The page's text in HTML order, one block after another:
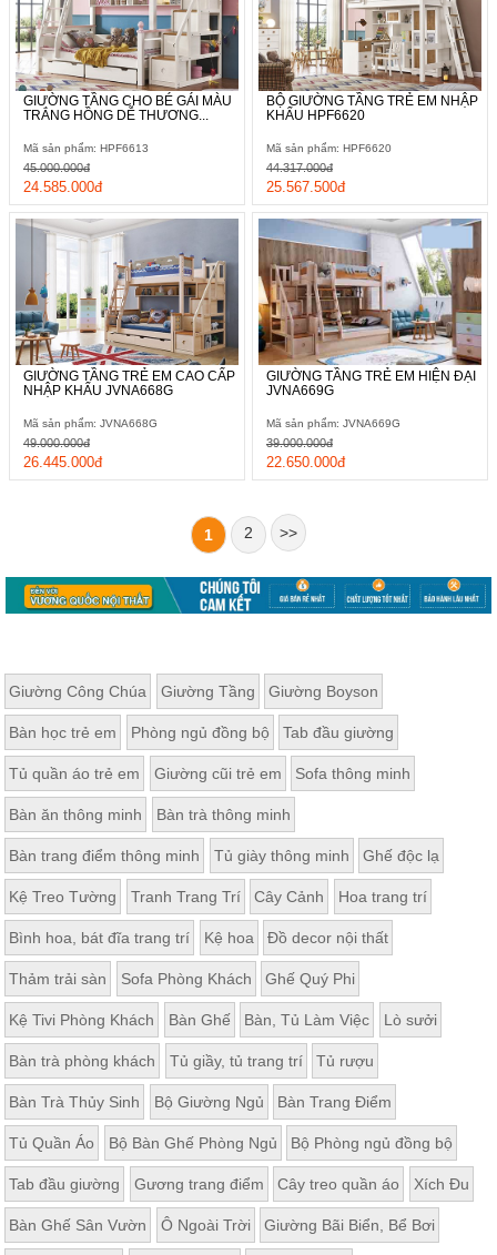
GIƯỜNG TẦNG CHO BÉ GÁI MÀU
TRẮNG HỒNG DỄ THƯƠNG...
Mã sản phẩm: HPF6613
24.585.000đ
45.000.000đ
BỘ GIƯỜNG TẦNG TRẺ EM NHẬP
KHẨU HPF6620
Mã sản phẩm: HPF6620
25.567.500đ
44.317.000đ
GIƯỜNG TẦNG TRẺ EM CAO CẤP
NHẬP KHẨU JVNA668G
Mã sản phẩm: JVNA668G
26.445.000đ
49.000.000đ
GIƯỜNG TẦNG TRẺ EM HIỆN ĐẠI
JVNA669G
Mã sản phẩm: JVNA669G
22.650.000đ
39.000.000đ
1 2 >>
Giường Công Chúa Giường Tầng Giường Boyson
Bàn học trẻ em Phòng ngủ đồng bộ Tab đầu giường
Tủ quần áo trẻ em Giường cũi trẻ em Sofa thông minh
Bàn ăn thông minh Bàn trà thông minh
Bàn trang điểm thông minh Tủ giày thông minh Ghế độc lạ
Kệ Treo Tường Tranh Trang Trí Cây Cảnh Hoa trang trí
Bình hoa, bát đĩa trang trí Kệ hoa Đồ decor nội thất
Thảm trải sàn Sofa Phòng Khách Ghế Quý Phi
Kệ Tivi Phòng Khách Bàn Ghế Bàn, Tủ Làm Việc Lò sưởi
Bàn trà phòng khách Tủ giầy, tủ trang trí Tủ rượu
Bàn Trà Thủy Sinh Bộ Giường Ngủ Bàn Trang Điểm
Tủ Quần Áo Bộ Bàn Ghế Phòng Ngủ Bộ Phòng ngủ đồng bộ
Tab đầu giường Gương trang điểm Cây treo quần áo Xích Đu
Bàn Ghế Sân Vườn Ô Ngoài Trời Giường Bãi Biển, Bể Bơi